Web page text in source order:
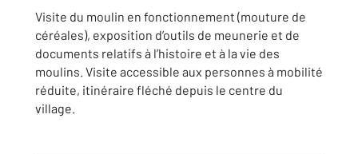
Visite du moulin en fonctionnement (mouture de
céréales), exposition d’outils de meunerie et de
documents relatifs à l’histoire et à la vie des
moulins. Visite accessible aux personnes à mobilité
réduite, itinéraire fléché depuis le centre du
village.